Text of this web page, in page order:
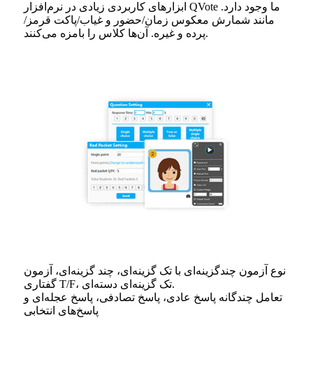
ابزارهای کاربردی زیادی در نرم‌افزار QVote ما وجود دارد.
مانند شمارش معکوس زمان/حضور و غیاب/پاکت قرمز/
پرده و غیره. آن‌ها کلاس را بامزه می‌کنند.
نوع آزمون چندگزینه‌ای با تک گزینه‌ای، چند گزینه‌ای، آزمون
گفتاری T/F، تک گزینه‌ای دسته‌ای.
تعامل چندگانه پاسخ عادی، پاسخ تصادفی، پاسخ عجله‌ای و
پاسخ‌های انتخابی